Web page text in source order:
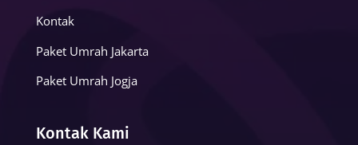
Kontak
Paket Umrah Jakarta
Paket Umrah Jogja
Kontak Kami